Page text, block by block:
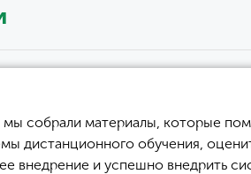
мы собрали материалы, которые
дистанционного обучения,
внедрение и успешно внедрить